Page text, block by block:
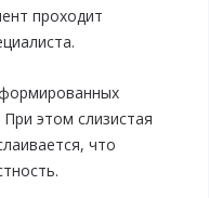
проходит
этом слизистая
что